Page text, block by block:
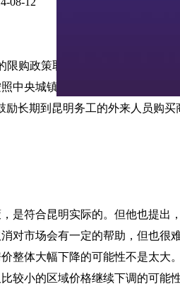
限购政策取消。从即日起，居民
央城镇化工作会议关于“优先解
长期到昆明务工的外来人员购买
是符合昆明实际的。但他也提出
市场会有一定的帮助，但也很
整体大幅下降的可能性不是太大
较小的区域价格继续下调的可能